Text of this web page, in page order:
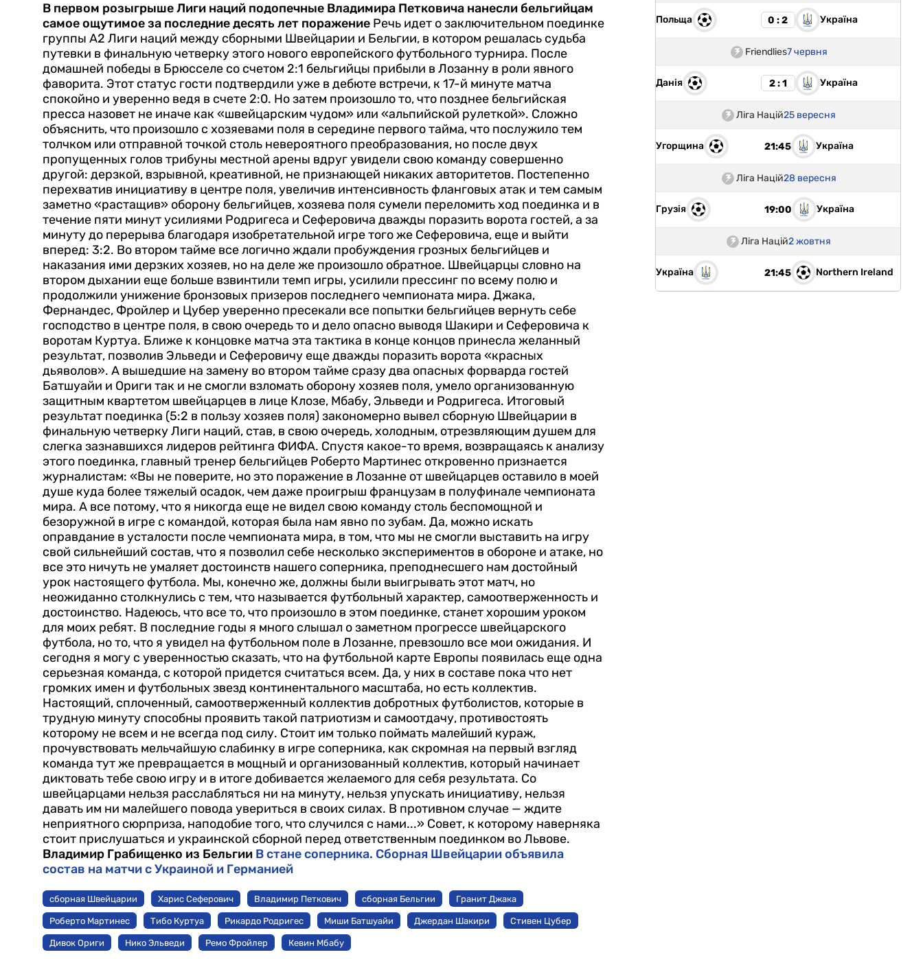
В первом розыгрыше Лиги наций подопечные Владимира Петковича нанесли бельгийцам
самое ощутимое за последние десять лет поражение Речь идет о заключительном поединке
группы А2 Лиги наций между сборными Швейцарии и Бельгии, в котором решалась судьба
путевки в финальную четверку этого нового европейского футбольного турнира. После
домашней победы в Брюсселе со счетом 2:1 бельгийцы прибыли в Лозанну в роли явного
фаворита. Этот статус гости подтвердили уже в дебюте встречи, к 17-й минуте матча
спокойно и уверенно ведя в счете 2:0. Но затем произошло то, что позднее бельгийская
пресса назовет не иначе как «швейцарским чудом» или «альпийской рулеткой». Сложно
объяснить, что произошло с хозяевами поля в середине первого тайма, что послужило тем
толчком или отправной точкой столь невероятного преобразования, но после двух
пропущенных голов трибуны местной арены вдруг увидели свою команду совершенно
другой: дерзкой, взрывной, креативной, не признающей никаких авторитетов. Постепенно
перехватив инициативу в центре поля, увеличив интенсивность фланговых атак и тем самым
заметно «растащив» оборону бельгийцев, хозяева поля сумели переломить ход поединка и в
течение пяти минут усилиями Родригеса и Сеферовича дважды поразить ворота гостей, а за
минуту до перерыва благодаря изобретательной игре того же Сеферовича, еще и выйти
вперед: 3:2. Во втором тайме все логично ждали пробуждения грозных бельгийцев и
наказания ими дерзких хозяев, но на деле же произошло обратное. Швейцарцы словно на
втором дыхании еще больше взвинтили темп игры, усилили прессинг по всему полю и
продолжили унижение бронзовых призеров последнего чемпионата мира. Джака,
Фернандес, Фройлер и Цубер уверенно пресекали все попытки бельгийцев вернуть себе
господство в центре поля, в свою очередь то и дело опасно выводя Шакири и Сеферовича к
воротам Куртуа. Ближе к концовке матча эта тактика в конце концов принесла желанный
результат, позволив Эльведи и Сеферовичу еще дважды поразить ворота «красных
дьяволов». А вышедшие на замену во втором тайме сразу два опасных форварда гостей
Батшуайи и Ориги так и не смогли взломать оборону хозяев поля, умело организованную
защитным квартетом швейцарцев в лице Клозе, Мбабу, Эльведи и Родригеса. Итоговый
результат поединка (5:2 в пользу хозяев поля) закономерно вывел сборную Швейцарии в
финальную четверку Лиги наций, став, в свою очередь, холодным, отрезвляющим душем для
слегка зазнавшихся лидеров рейтинга ФИФА. Спустя какое-то время, возвращаясь к анализу
этого поединка, главный тренер бельгийцев Роберто Мартинес откровенно признается
журналистам: «Вы не поверите, но это поражение в Лозанне от швейцарцев оставило в моей
душе куда более тяжелый осадок, чем даже проигрыш французам в полуфинале чемпионата
мира. А все потому, что я никогда еще не видел свою команду столь беспомощной и
безоружной в игре с командой, которая была нам явно по зубам. Да, можно искать
оправдание в усталости после чемпионата мира, в том, что мы не смогли выставить на игру
свой сильнейший состав, что я позволил себе несколько экспериментов в обороне и атаке, но
все это ничуть не умаляет достоинств нашего соперника, преподнесшего нам достойный
урок настоящего футбола. Мы, конечно же, должны были выигрывать этот матч, но
неожиданно столкнулись с тем, что называется футбольный характер, самоотверженность и
достоинство. Надеюсь, что все то, что произошло в этом поединке, станет хорошим уроком
для моих ребят. В последние годы я много слышал о заметном прогрессе швейцарского
футбола, но то, что я увидел на футбольном поле в Лозанне, превзошло все мои ожидания. И
сегодня я могу с уверенностью сказать, что на футбольной карте Европы появилась еще одна
серьезная команда, с которой придется считаться всем. Да, у них в составе пока что нет
громких имен и футбольных звезд континентального масштаба, но есть коллектив.
Настоящий, сплоченный, самоотверженный коллектив добротных футболистов, которые в
трудную минуту способны проявить такой патриотизм и самоотдачу, противостоять
которому не всем и не всегда под силу. Стоит им только поймать малейший кураж,
прочувствовать мельчайшую слабинку в игре соперника, как скромная на первый взгляд
команда тут же превращается в мощный и организованный коллектив, который начинает
диктовать тебе свою игру и в итоге добивается желаемого для себя результата. Со
швейцарцами нельзя расслабляться ни на минуту, нельзя упускать инициативу, нельзя
давать им ни малейшего повода увериться в своих силах. В противном случае — ждите
неприятного сюрприза, наподобие того, что случился с нами...» Совет, к которому наверняка
стоит прислушаться и украинской сборной перед ответственным поединком во Львове.
Владимир Грабищенко из Бельгии В стане соперника. Сборная Швейцарии объявила
состав на матчи с Украиной и Германией
сборная Швейцарии Харис Сеферович Владимир Петкович сборная Бельгии Гранит Джака
Роберто Мартинес Тибо Куртуа Рикардо Родригес Миши Батшуайи Джердан Шакири Стивен Цубер
Дивок Ориги Нико Эльведи Ремо Фройлер Кевин Мбабу
Польща 0 : 2 Україна
Friendlies7 червня
Данія 2 : 1 Україна
Ліга Націй25 вересня
Угорщина 21:45 Україна
Ліга Націй28 вересня
Грузія 19:00 Україна
Ліга Націй2 жовтня
Україна 21:45 Northern Ireland